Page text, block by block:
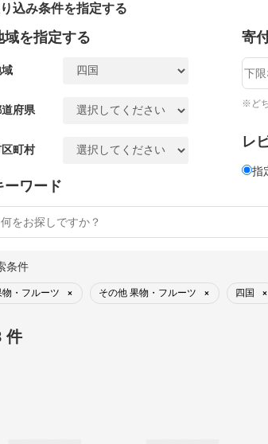
込み条件を指定する
域を指定する
府県
町村
寄
※ど
レ
指
ーワード
条件
物・フルーツ × その他 果物・フルーツ × 四国 ×
件